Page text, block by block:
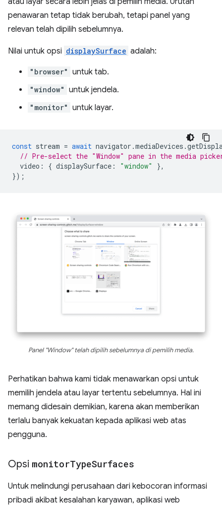
penawaran tetap tidak berubah, tetapi panel yang
relevan telah dipilih sebelumnya.
Nilai untuk opsi displaySurface adalah:
"browser" untuk tab.
"window" untuk jendela.
"monitor" untuk layar.
const stream = await navigator .mediaDevices .
// Pre-select the "Window" pane in the media
video : { displaySurface : "window"
},
});
Panel "Window" telah dipilih sebelumnya di pemilih media.
Perhatikan bahwa kami tidak menawarkan opsi untuk
memilih jendela atau layar tertentu sebelumnya. Hal ini
memang didesain demikian, karena akan memberikan
terlalu banyak kekuatan kepada aplikasi web atas
pengguna.
Opsi monitorTypeSurfaces
Untuk melindungi perusahaan dari kebocoran informasi
pribadi akibat kesalahan karyawan, aplikasi web